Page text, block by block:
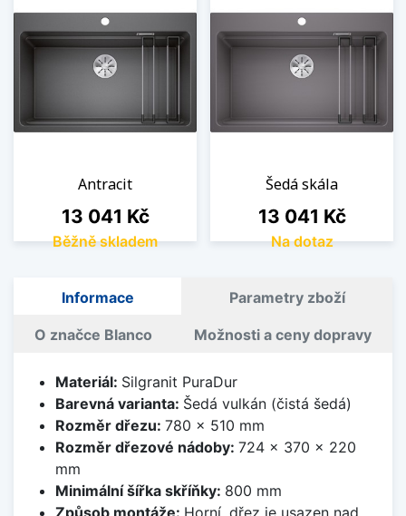
Antracit
Cena
13 041 Kč
Běžně skladem
Šedá skála
Cena
13 041 Kč
Na dotaz
Informace Parametry zboží
O značce Blanco Možnosti a ceny dopravy
Materiál: Silgranit PuraDur
Barevná varianta: Šedá vulkán (čistá šedá)
Rozměr dřezu: 780 x 510 mm
Rozměr dřezové nádoby: 724 x 370 x 220
mm
Minimální šířka skříňky: 800 mm
Způsob montáže: Horní, dřez je usazen nad